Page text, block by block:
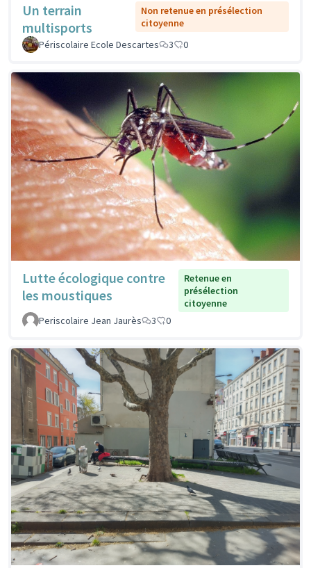
Un terrain
multisports
Non retenue en présélection
citoyenne
Périscolaire Ecole Descartes
3 0
Lutte écologique contre
les moustiques
Retenue en
présélection
citoyenne
Periscolaire Jean Jaurès
3 0